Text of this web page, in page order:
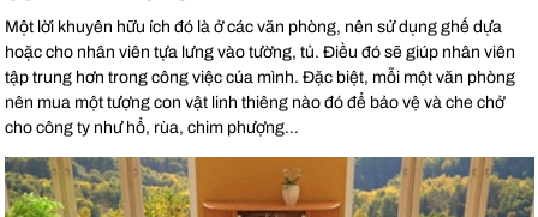
Một lời khuyên hữu ích đó là ở các văn phòng, nên sử dụng ghế dựa
hoặc cho nhân viên tựa lưng vào tường, tủ. Điều đó sẽ giúp nhân viên
tập trung hơn trong công việc của mình. Đặc biệt, mỗi một văn phòng
nên mua một tượng con vật linh thiêng nào đó để bảo vệ và che chở
cho công ty như hổ, rùa, chim phượng…